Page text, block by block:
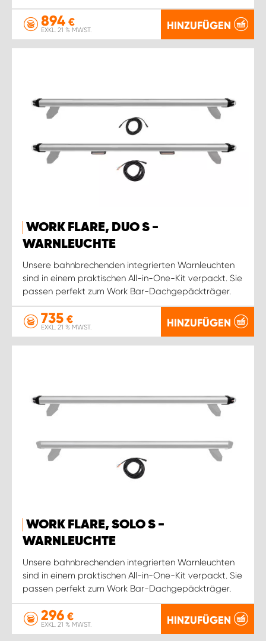
894 €
EXKL. 21 % MWST. HINZUFÜGEN
WORK FLARE, DUO S -
WARNLEUCHTE
Unsere bahnbrechenden integrierten Warnleuchten
sind in einem praktischen All-in-One-Kit verpackt. Sie
passen perfekt zum Work Bar-Dachgepäckträger.
735 €
EXKL. 21 % MWST. HINZUFÜGEN
WORK FLARE, SOLO S -
WARNLEUCHTE
Unsere bahnbrechenden integrierten Warnleuchten
sind in einem praktischen All-in-One-Kit verpackt. Sie
passen perfekt zum Work Bar-Dachgepäckträger.
296 €
EXKL. 21 % MWST. HINZUFÜGEN